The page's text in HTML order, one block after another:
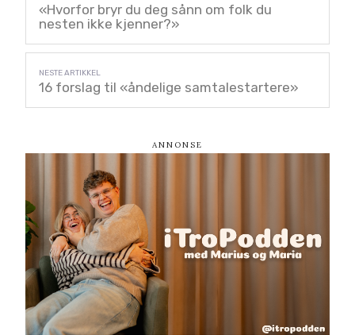
«Hvorfor bryr du deg sånn om folk du
nesten ikke kjenner?»
16 forslag til «åndelige samtalestartere»